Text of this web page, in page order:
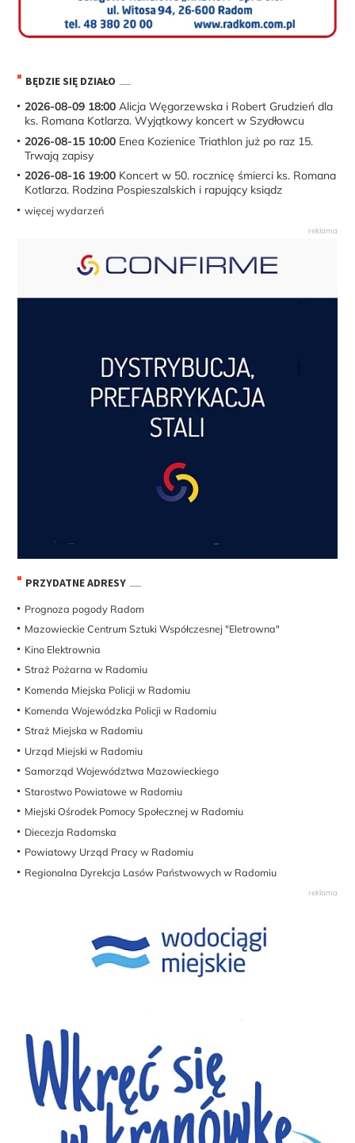
BĘDZIE SIĘ DZIAŁO
2026-08-09 18:00 Alicja Węgorzewska i Robert Grudzień dla
ks. Romana Kotlarza. Wyjątkowy koncert w Szydłowcu
2026-08-15 10:00 Enea Kozienice Triathlon już po raz 15.
Trwają zapisy
2026-08-16 19:00 Koncert w 50. rocznicę śmierci ks. Romana
Kotlarza. Rodzina Pospieszalskich i rapujący ksiądz
więcej wydarzeń
PRZYDATNE ADRESY
Prognoza pogody Radom
Mazowieckie Centrum Sztuki Współczesnej "Eletrowna"
Kino Elektrownia
Straż Pożarna w Radomiu
Komenda Miejska Policji w Radomiu
Komenda Wojewódzka Policji w Radomiu
Straż Miejska w Radomiu
Urząd Miejski w Radomiu
Samorząd Województwa Mazowieckiego
Starostwo Powiatowe w Radomiu
Miejski Ośrodek Pomocy Społecznej w Radomiu
Diecezja Radomska
Powiatowy Urząd Pracy w Radomiu
Regionalna Dyrekcja Lasów Państwowych w Radomiu